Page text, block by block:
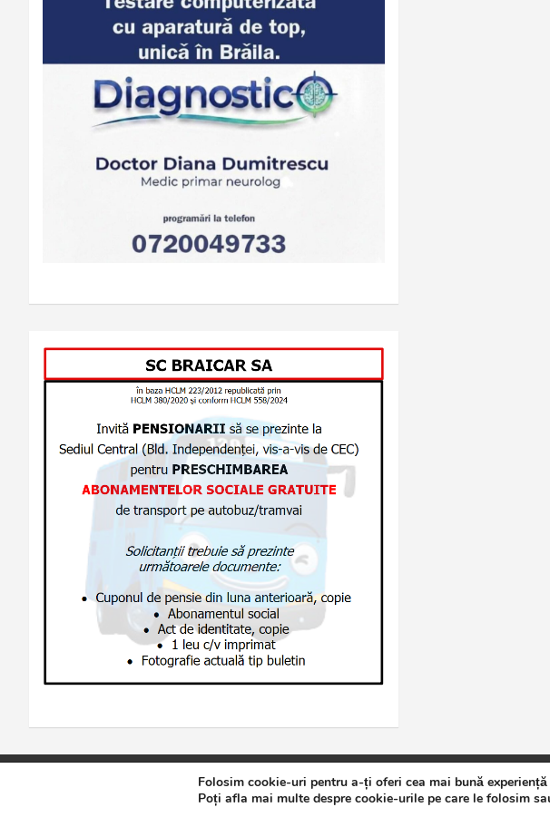
Jurnalul de Brăila Politică de confidențialitate Theme by:Theme
Folosim cookie-uri pentru a-ți oferi cea mai bună
Poți afla mai multe despre cookie-urile pe care le folosim